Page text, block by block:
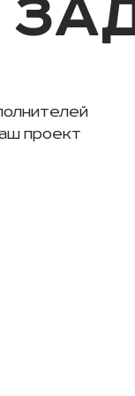
проект